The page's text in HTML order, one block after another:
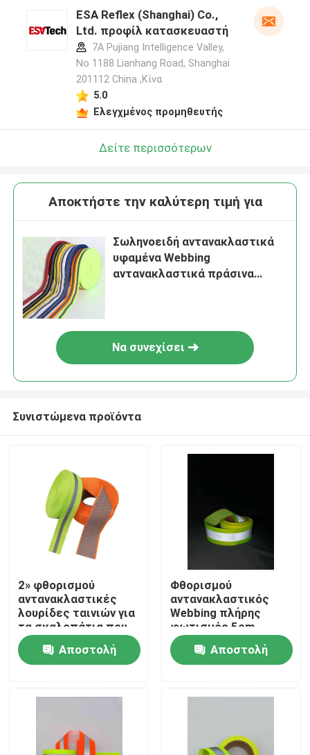
Αρχική Σελίδα
Σχετικά με εμάς
ESA Reflex (Shanghai) Co.,
Ltd. προφίλ κατασκευαστή
7A Pujiang Intelligence Valley,
No 1188 Lianhang Road, Shanghai
201112 China ,Κίνα
5.0
Ελεγχμένος προμηθευτής
Δείτε περισσότερων
Αποκτήστε την καλύτερη τιμή για
Σωληνοειδή αντανακλαστικά
υφαμένα Webbing
αντανακλαστικά πράσινα
Να συνεχίσει
Συνιστώμενα προϊόντα
2» φθορισμού
αντανακλαστικές
λουρίδες ταινιών για
τα σκαλοπάτια που
ντύνουν το πράσινο
ασημένιο ράψιμο
στις αποσκευές
Αποστολή
Φθορισμού
αντανακλαστικός
Webbing πλήρης
φωτισμός 5cm
κορδελλών
υφάσματος ταινιών
πράσινος
Αποστολή